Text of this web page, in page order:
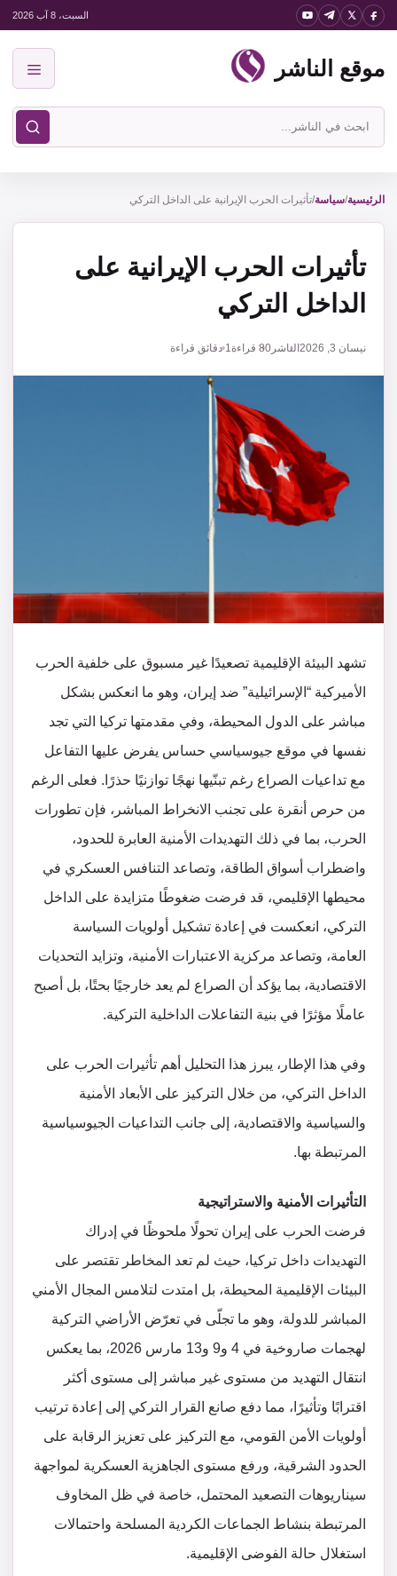
انتقل
المحتوى
السبت، 8 آب 2026
موقع الناشر
ابحث
في
الناشر
الرئيسية/سياسة/تأثيرات الحرب الإيرانية على الداخل التركي
تأثيرات الحرب الإيرانية على
الداخل التركي
نيسان 3, 2026 الناشر 80 قراءة1 دقائق قراءة
تشهد البيئة الإقليمية تصعيدًا غير مسبوق على خلفية الحرب
الأميركية “الإسرائيلية” ضد إيران، وهو ما انعكس بشكل
مباشر على الدول المحيطة، وفي مقدمتها تركيا التي تجد
نفسها في موقع جيوسياسي حساس يفرض عليها التفاعل
مع تداعيات الصراع رغم تبنّيها نهجًا توازنيًا حذرًا. فعلى الرغم
من حرص أنقرة على تجنب الانخراط المباشر، فإن تطورات
الحرب، بما في ذلك التهديدات الأمنية العابرة للحدود،
واضطراب أسواق الطاقة، وتصاعد التنافس العسكري في
محيطها الإقليمي، قد فرضت ضغوطًا متزايدة على الداخل
التركي، انعكست في إعادة تشكيل أولويات السياسة
العامة، وتصاعد مركزية الاعتبارات الأمنية، وتزايد التحديات
الاقتصادية، بما يؤكد أن الصراع لم يعد خارجيًا بحتًا، بل أصبح
عاملًا مؤثرًا في بنية التفاعلات الداخلية التركية.
وفي هذا الإطار، يبرز هذا التحليل أهم تأثيرات الحرب على
الداخل التركي، من خلال التركيز على الأبعاد الأمنية
والسياسية والاقتصادية، إلى جانب التداعيات الجيوسياسية
المرتبطة بها.
التأثيرات الأمنية والاستراتيجية
فرضت الحرب على إيران تحولًا ملحوظًا في إدراك
التهديدات داخل تركيا، حيث لم تعد المخاطر تقتصر على
البيئات الإقليمية المحيطة، بل امتدت لتلامس المجال الأمني
المباشر للدولة، وهو ما تجلّى في تعرّض الأراضي التركية
لهجمات صاروخية في 4 و9 و13 مارس 2026، بما يعكس
انتقال التهديد من مستوى غير مباشر إلى مستوى أكثر
اقترابًا وتأثيرًا، مما دفع صانع القرار التركي إلى إعادة ترتيب
أولويات الأمن القومي، مع التركيز على تعزيز الرقابة على
الحدود الشرقية، ورفع مستوى الجاهزية العسكرية لمواجهة
سيناريوهات التصعيد المحتمل، خاصة في ظل المخاوف
المرتبطة بنشاط الجماعات الكردية المسلحة واحتمالات
استغلال حالة الفوضى الإقليمية.